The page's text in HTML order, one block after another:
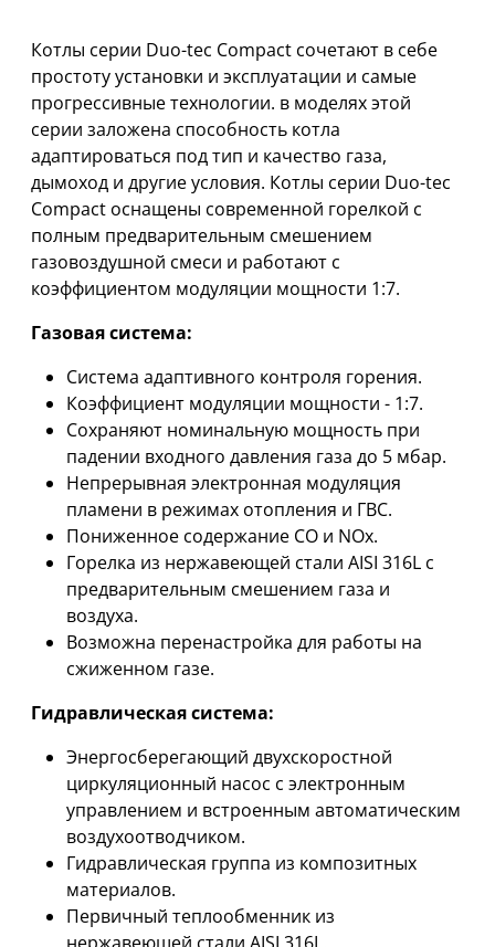
Котлы серии Duo-tec Compact сочетают в себе
простоту установки и эксплуатации и самые
прогрессивные технологии. в моделях этой
серии заложена способность котла
адаптироваться под тип и качество газа,
дымоход и другие условия. Котлы серии Duo-tec
Compact оснащены современной горелкой с
полным предварительным смешением
газовоздушной смеси и работают с
коэффициентом модуляции мощности 1:7.
Газовая система:
Система адаптивного контроля горения.
Коэффициент модуляции мощности - 1:7.
Сохраняют номинальную мощность при
падении входного давления газа до 5 мбар.
Непрерывная электронная модуляция
пламени в режимах отопления и ГВС.
Пониженное содержание СО и NOx.
Горелка из нержавеющей стали AISI 316L с
предварительным смешением газа и
воздуха.
Возможна перенастройка для работы на
сжиженном газе.
Гидравлическая система:
Энергосберегающий двухскоростной
циркуляционный насос с электронным
управлением и встроенным автоматическим
воздухоотводчиком.
Гидравлическая группа из композитных
материалов.
Первичный теплообменник из